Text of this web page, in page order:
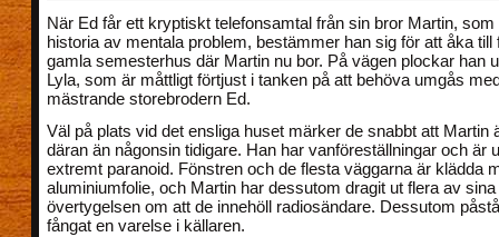
När Ed får ett kryptiskt telefonsamtal från sin bror Martin, som
historia av mentala problem, bestämmer han sig för att åka till
gamla semesterhus där Martin nu bor. På vägen plockar han
Lyla, som är måttligt förtjust i tanken på att behöva umgås
mästrande storebrodern Ed.
Väl på plats vid det ensliga huset märker de snabbt att Martin
däran än någonsin tidigare. Han har vanföreställningar och är
extremt paranoid. Fönstren och de flesta väggarna är klädda
aluminiumfolie, och Martin har dessutom dragit ut flera av sina
övertygelsen om att de innehöll radiosändare. Dessutom
fångat en varelse i källaren.